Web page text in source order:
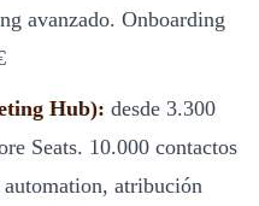
avanzado. Onboarding
Hub): desde 3.300
Seats. 10.000 contactos
atribución